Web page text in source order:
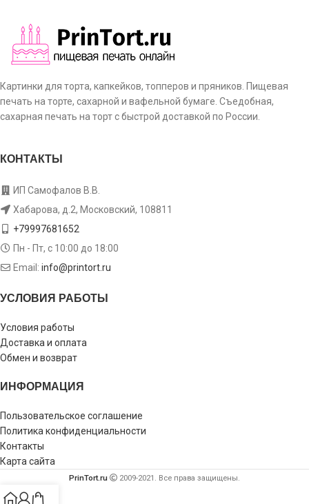
Картинки для торта, капкейков, топперов и пряников. Пищевая
печать на торте, сахарной и вафельной бумаге. Съедобная,
сахарная печать на торт с быстрой доставкой по России.
КОНТАКТЫ
ИП Самофалов В.В.
Хабарова, д.2, Московский, 108811
+79997681652
Пн - Пт, с 10:00 до 18:00
Email: info@printort.ru
УСЛОВИЯ РАБОТЫ
Условия работы
Доставка и оплата
Обмен и возврат
ИНФОРМАЦИЯ
Пользовательское соглашение
Политика конфиденциальности
Контакты
Карта сайта
PrinTort.ru 2009-2021. Все права защищены.